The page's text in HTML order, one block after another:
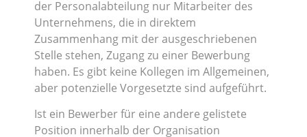
der Personalabteilung nur Mitarbeiter des
Unternehmens, die in direktem
Zusammenhang mit der ausgeschriebenen
Stelle stehen, Zugang zu einer Bewerbung
haben. Es gibt keine Kollegen im Allgemeinen,
aber potenzielle Vorgesetzte sind aufgeführt.
Ist ein Bewerber für eine andere gelistete
Position innerhalb der Organisation